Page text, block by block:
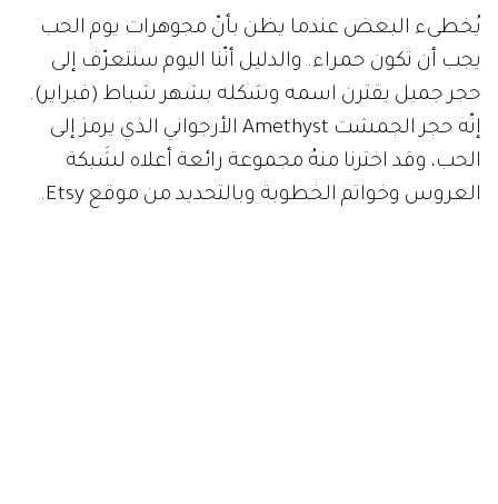
يُخطىء البعض عندما يظن بأنّ مجوهرات يوم الحب
يجب أن تكون حمراء. والدليل أنّنا اليوم سنتعرّف إلى
حجر جميل يقترن اسمه وشكله بشهر شباط (فبراير).
إنّه حجر الجمشت Amethyst الأرجواني الذي يرمز إلى
الحب، وقد اخترنا منهُ مجموعة رائعة أعلاه لشَبكة
العروس وخواتم الخطوبة وبالتحديد من موقع Etsy.